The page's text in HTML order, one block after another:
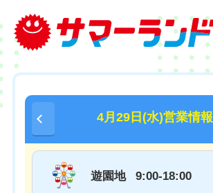
4月29日(水)営業情報
遊園地 9:00-18:00